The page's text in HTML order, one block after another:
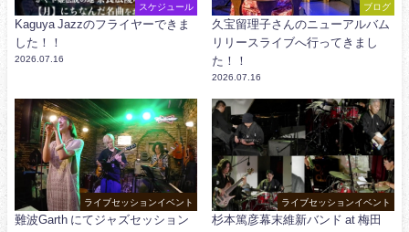
スケジュール
Kaguya Jazzのフライヤーできま
した！！
2026.07.16
ブログ
久宝留理子さんのニューアルバム
リリースライブへ行ってきまし
た！！
2026.07.16
ライブセッションイベント
難波Garth にてジャズセッション
ライブセッションイベント
杉本篤彦幕末維新バンド at 梅田